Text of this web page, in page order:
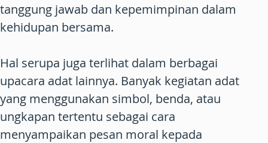
tanggung jawab dan kepemimpinan dalam
kehidupan bersama.
Hal serupa juga terlihat dalam berbagai
upacara adat lainnya. Banyak kegiatan adat
yang menggunakan simbol, benda, atau
ungkapan tertentu sebagai cara
menyampaikan pesan moral kepada